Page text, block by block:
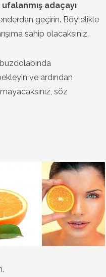
ufalanmış adaçayı
geçirin. Böylelikle
sahip olacaksınız.
buzdolabında
ve ardından
söz